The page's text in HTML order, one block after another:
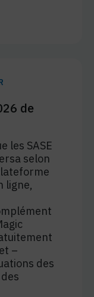
de
les SASE
selon
ligne,
–
des